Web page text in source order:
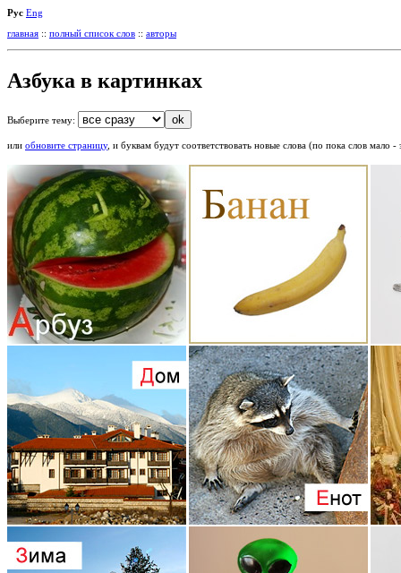
Рус Eng
главная :: полный список слов :: авторы
Азбука в картинках
Выберите тему:
или обновите страницу, и буквам будут соответствовать новые слова (по пока слов мало -